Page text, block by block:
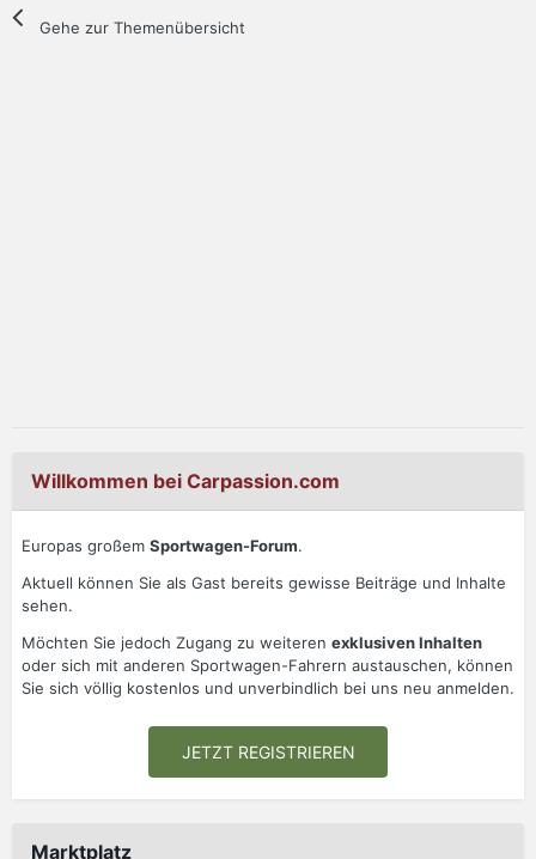
Gehe zur Themenübersicht
Willkommen bei Carpassion.com
Europas großem Sportwagen-Forum.
Aktuell können Sie als Gast bereits gewisse Beiträge und Inhalte
sehen.
Möchten Sie jedoch Zugang zu weiteren exklusiven Inhalten
oder sich mit anderen Sportwagen-Fahrern austauschen, können
Sie sich völlig kostenlos und unverbindlich bei uns neu anmelden.
JETZT REGISTRIEREN
Marktplatz